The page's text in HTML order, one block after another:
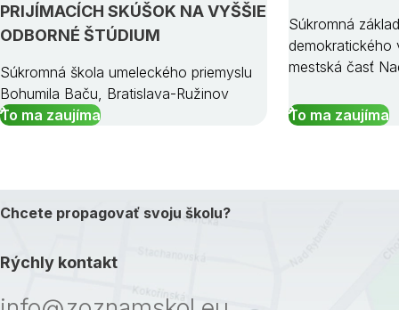
PRIJÍMACÍCH SKÚŠOK NA VYŠŠIE
ODBORNÉ ŠTÚDIUM
Súkromná škola umeleckého priemyslu
Bohumila Baču, Bratislava-Ružinov
To ma zaujíma
Súkromná
demokratického
mestská časť
To ma zaujíma
Chcete propagovať svoju školu?
Rýchly kontakt